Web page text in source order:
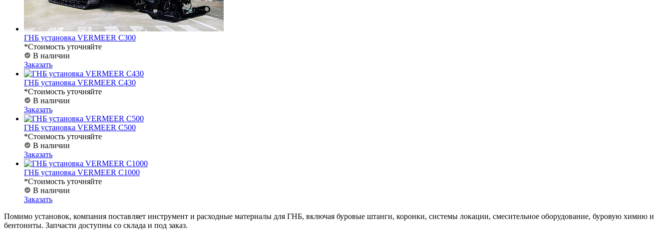
ГНБ установка VERMEER C300
*Стоимость уточняйте
В наличии
Заказать
ГНБ установка VERMEER C430
*Стоимость уточняйте
В наличии
Заказать
ГНБ установка VERMEER C500
*Стоимость уточняйте
В наличии
Заказать
ГНБ установка VERMEER С1000
*Стоимость уточняйте
В наличии
Заказать
Помимо установок, компания поставляет инструмент и расходные материалы для ГНБ, включая буровые штанги, коронки, системы локации, смесительное оборудование, буровую химию и
бентониты. Запчасти доступны со склада и под заказ.